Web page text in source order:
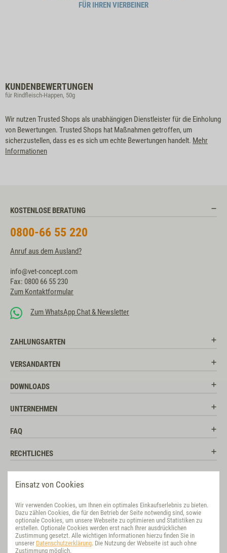
Einsatz von Cookies
Wir verwenden Cookies, um Ihnen ein optimales Einkaufserlebnis zu bieten.
Dazu zählen Cookies, die für den Betrieb der Seite notwendig sind, sowie
optionale Cookies, um unsere Webseite zu optimieren und Statistiken zu
erstellen. Optionale Cookies werden erst nach Ihrer ausdrücklichen
Zustimmung gesetzt. Alle wichtigen Informationen hierzu finden Sie in
unserer Datenschutzerklärung. Die Nutzung der Webseite ist auch ohne
Zustimmung möglich.
FÜR IHREN VIERBEINER
KUNDENBEWERTUNGEN
für Rindfleisch-Happen, 50g
Wir nutzen Trusted Shops als unabhängigen Dienstleister für die Einholung
von Bewertungen. Trusted Shops hat Maßnahmen getroffen, um
sicherzustellen, dass es es sich um echte Bewertungen handelt. Mehr
Informationen
KOSTENLOSE BERATUNG
0800-66 55 220
Anruf aus dem Ausland?
info@vet-concept.com
Fax: 0800 66 55 230
Zum Kontaktformular
Zum WhatsApp Chat & Newsletter
ZAHLUNGSARTEN
VERSANDARTEN
DOWNLOADS
UNTERNEHMEN
FAQ
RECHTLICHES
BEWERTUNG
VET-CONCEPT INTERNATIONAL